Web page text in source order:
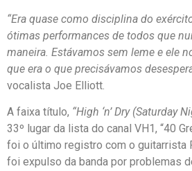
“Era quase como disciplina do
ótimas performances de todos que
maneira. Estávamos sem leme e ele
que era o que precisávamos
vocalista Joe Elliott.
A faixa título, “High ‘n’ Dry (Saturday
33º lugar da lista do canal VH1, “40
foi o último registro com o guitarrista
foi expulso da banda por problemas